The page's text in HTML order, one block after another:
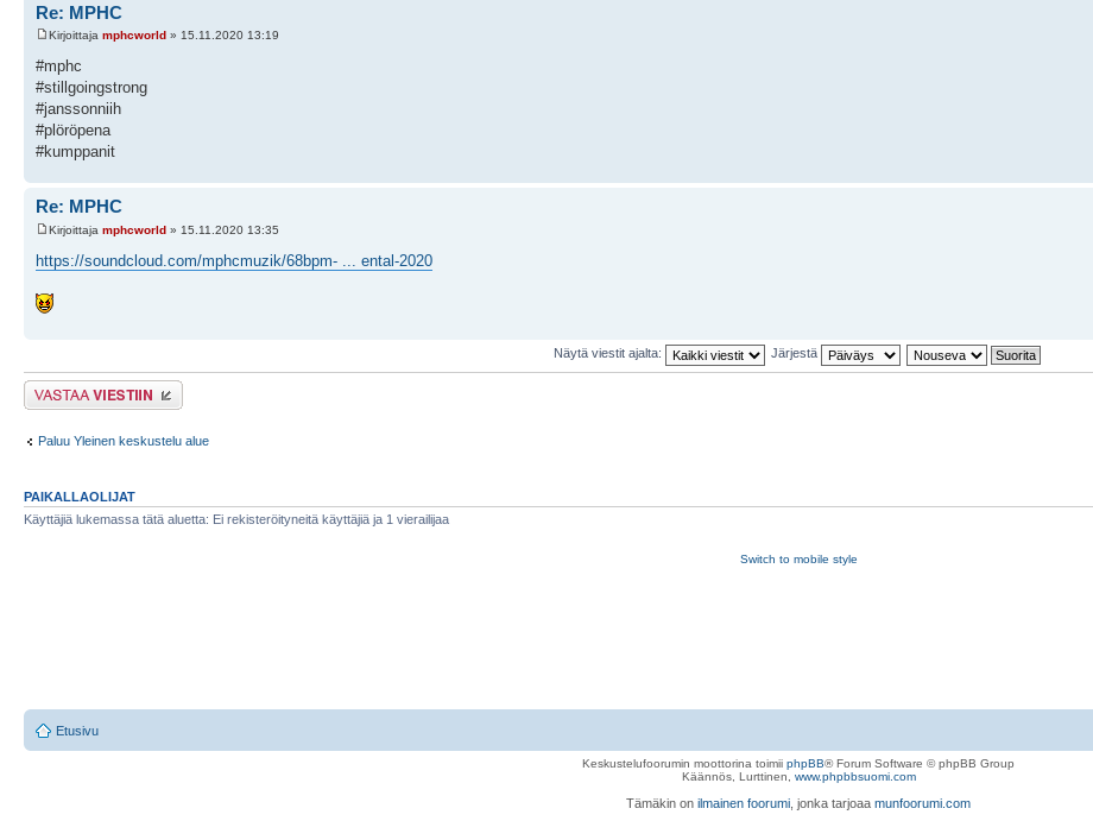
Re: MPHC
Kirjoittaja mphcworld » 15.11.2020 13:19
#mphc
#stillgoingstrong
#janssonniih
#plöröpena
#kumppanit
Re: MPHC
Kirjoittaja mphcworld » 15.11.2020 13:35
https://soundcloud.com/mphcmuzik/68bpm- ... ental-2020
Näytä viestit ajalta: Järjestä
Lähetä vastaus
Paluu Yleinen keskustelu alue
PAIKALLAOLIJAT
Käyttäjiä lukemassa tätä aluetta: Ei rekisteröityneitä käyttäjiä ja 1 vierailijaa
Switch to mobile style
Etusivu
Keskustelufoorumin moottorina toimii phpBB® Forum Software © phpBB Group
Käännös, Lurttinen, www.phpbbsuomi.com
Tämäkin on ilmainen foorumi , jonka tarjoaa munfoorumi.com